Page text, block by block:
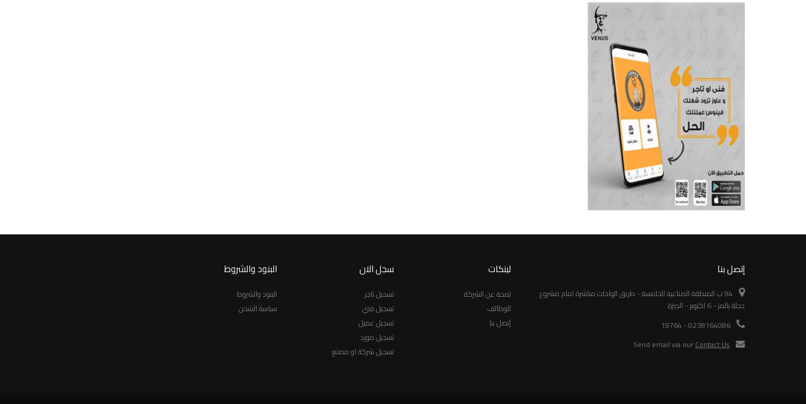
إتصل بنا
94 ب المنطقة الصناعية الخامسة - طريق الواحات مباشرة امام مشروع
دجلة بالمز - 6 اكتوبر - الجيزة
0238164086 - 19764
Send email via ourContact Us
لينكات
لمحة عن الشركة
الوظائف
إتصل بنا
سجل الان
تسجيل تاجر
تسجيل فني
تسجيل عميل
تسجيل مورد
تسجيل شركة او مصنع
البنود والشروط
البنود والشروط
سياسة الشحن